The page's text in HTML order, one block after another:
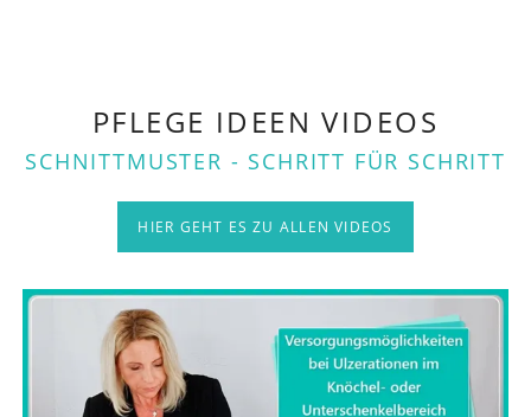
PFLEGE IDEEN VIDEOS
SCHNITTMUSTER - SCHRITT FÜR SCHRITT
HIER GEHT ES ZU ALLEN VIDEOS